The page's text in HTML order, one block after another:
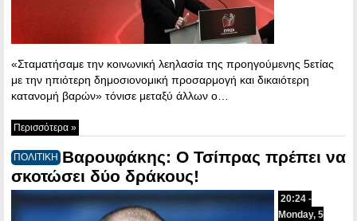
«Σταματήσαμε την κοινωνική λεηλασία της προηγούμενης 5ετίας
με την ηπιότερη δημοσιονομική προσαρμογή και δικαιότερη
κατανομή βαρών» τόνισε μεταξύ άλλων ο…
Περισσότερα »
ΠΟΛΙΤΙΚΗ Bαρουφάκης: Ο Τσίπρας πρέπει να
σκοτώσει δύο δράκους!
20:24 -
Monday, 5